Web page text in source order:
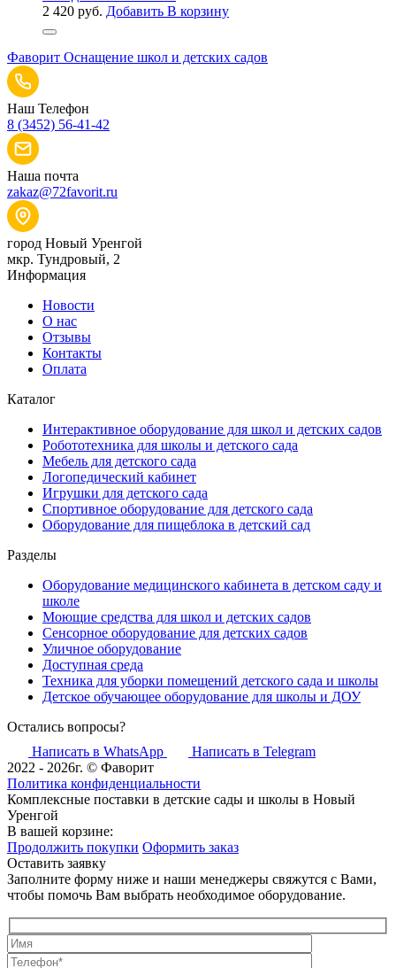
2 420 руб. Добавить В корзину
Фаворит Оснащение школ и детских садов
Наш Телефон
8 (3452) 56-41-42
Наша почта
zakaz@72favorit.ru
город Новый Уренгой
мкр. Тундровый, 2
Информация
Новости
О нас
Отзывы
Контакты
Оплата
Каталог
Интерактивное оборудование для школ и детских садов
Робототехника для школы и детского сада
Мебель для детского сада
Логопедический кабинет
Игрушки для детского сада
Спортивное оборудование для детского сада
Оборудование для пищеблока в детский сад
Разделы
Оборудование медицинского кабинета в детском саду и
школе
Моющие средства для школ и детских садов
Сенсорное оборудование для детских садов
Уличное оборудование
Доступная среда
Техника для уборки помещений детского сада и школы
Детское обучающее оборудование для школы и ДОУ
Остались вопросы?
Написать в WhatsApp
Написать в Telegram
2022 - 2026г. © Фаворит
Политика конфиденциальности
Комплексные поставки в детские сады и школы в Новый
Уренгой
В вашей корзине:
Продолжить покупки Оформить заказ
Оставить заявку
Заполните форму ниже и наши менеджеры свяжутся с Вами,
чтобы помочь Вам выбрать необходимое оборудование.